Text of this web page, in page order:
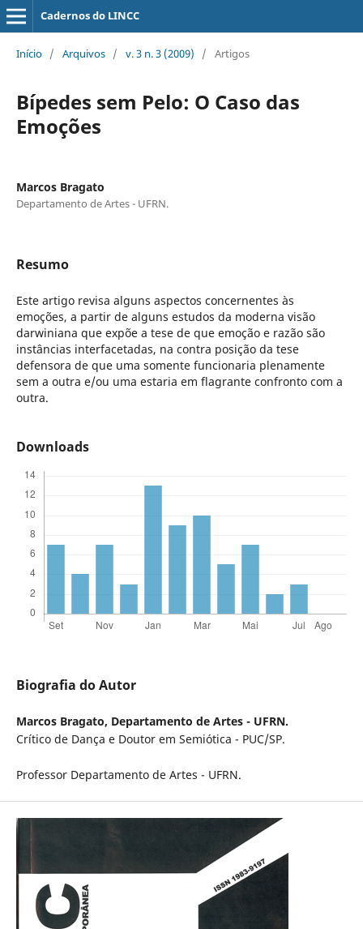
Cadernos do LINCC
Início / Arquivos / v. 3 n. 3 (2009) / Artigos
Bípedes sem Pelo: O Caso das
Emoções
Marcos Bragato
Departamento de Artes - UFRN.
Resumo
Este artigo revisa alguns aspectos concernentes às
emoções, a partir de alguns estudos da moderna visão
darwiniana que expõe a tese de que emoção e razão são
instâncias interfacetadas, na contra posição da tese
defensora de que uma somente funcionaria plenamente
sem a outra e/ou uma estaria em flagrante confronto com a
outra.
Downloads
Biografia do Autor
Marcos Bragato, Departamento de Artes - UFRN.
Crítico de Dança e Doutor em Semiótica - PUC/SP.
Professor Departamento de Artes - UFRN.